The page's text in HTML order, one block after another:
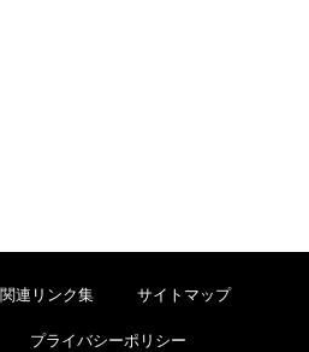
関連リンク集 サイトマップ
プライバシーポリシー